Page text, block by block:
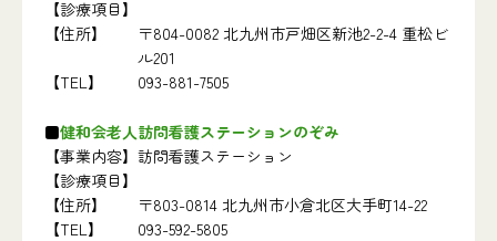
【診療項目】
【住所】
〒804-0082 北九州市戸畑区新池2-2-4 重松ビ
ル201
【TEL】
093-881-7505
健和会老人訪問看護ステーションのぞみ
【事業内容】 訪問看護ステーション
【診療項目】
【住所】
〒803-0814 北九州市小倉北区大手町14-22
【TEL】
093-592-5805